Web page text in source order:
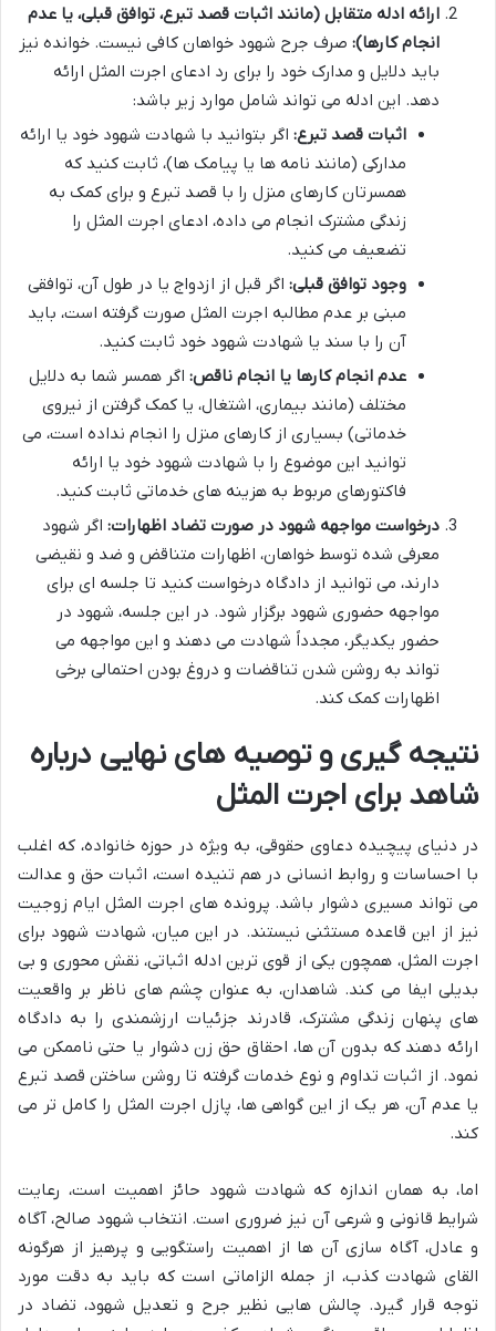
ارائه ادله متقابل (مانند اثبات قصد تبرع، توافق قبلی، یا عدم
انجام کارها): صرف جرح شهود خواهان کافی نیست. خوانده نیز
باید دلایل و مدارک خود را برای رد ادعای اجرت المثل ارائه
دهد. این ادله می تواند شامل موارد زیر باشد:
اثبات قصد تبرع: اگر بتوانید با شهادت شهود خود یا ارائه
مدارکی (مانند نامه ها یا پیامک ها)، ثابت کنید که
همسرتان کارهای منزل را با قصد تبرع و برای کمک به
زندگی مشترک انجام می داده، ادعای اجرت المثل را
تضعیف می کنید.
وجود توافق قبلی: اگر قبل از ازدواج یا در طول آن، توافقی
مبنی بر عدم مطالبه اجرت المثل صورت گرفته است، باید
آن را با سند یا شهادت شهود خود ثابت کنید.
عدم انجام کارها یا انجام ناقص: اگر همسر شما به دلایل
مختلف (مانند بیماری، اشتغال، یا کمک گرفتن از نیروی
خدماتی) بسیاری از کارهای منزل را انجام نداده است، می
توانید این موضوع را با شهادت شهود خود یا ارائه
فاکتورهای مربوط به هزینه های خدماتی ثابت کنید.
درخواست مواجهه شهود در صورت تضاد اظهارات: اگر شهود
معرفی شده توسط خواهان، اظهارات متناقض و ضد و نقیضی
دارند، می توانید از دادگاه درخواست کنید تا جلسه ای برای
مواجهه حضوری شهود برگزار شود. در این جلسه، شهود در
حضور یکدیگر، مجدداً شهادت می دهند و این مواجهه می
تواند به روشن شدن تناقضات و دروغ بودن احتمالی برخی
اظهارات کمک کند.
نتیجه گیری و توصیه های نهایی درباره
شاهد برای اجرت المثل
در دنیای پیچیده دعاوی حقوقی، به ویژه در حوزه خانواده، که اغلب
با احساسات و روابط انسانی در هم تنیده است، اثبات حق و عدالت
می تواند مسیری دشوار باشد. پرونده های اجرت المثل ایام زوجیت
نیز از این قاعده مستثنی نیستند. در این میان، شهادت شهود برای
اجرت المثل، همچون یکی از قوی ترین ادله اثباتی، نقش محوری و بی
بدیلی ایفا می کند. شاهدان، به عنوان چشم های ناظر بر واقعیت
های پنهان زندگی مشترک، قادرند جزئیات ارزشمندی را به دادگاه
ارائه دهند که بدون آن ها، احقاق حق زن دشوار یا حتی ناممکن می
نمود. از اثبات تداوم و نوع خدمات گرفته تا روشن ساختن قصد تبرع
یا عدم آن، هر یک از این گواهی ها، پازل اجرت المثل را کامل تر می
کند.
اما، به همان اندازه که شهادت شهود حائز اهمیت است، رعایت
شرایط قانونی و شرعی آن نیز ضروری است. انتخاب شهود صالح، آگاه
و عادل، آگاه سازی آن ها از اهمیت راستگویی و پرهیز از هرگونه
القای شهادت کذب، از جمله الزاماتی است که باید به دقت مورد
توجه قرار گیرد. چالش هایی نظیر جرح و تعدیل شهود، تضاد در